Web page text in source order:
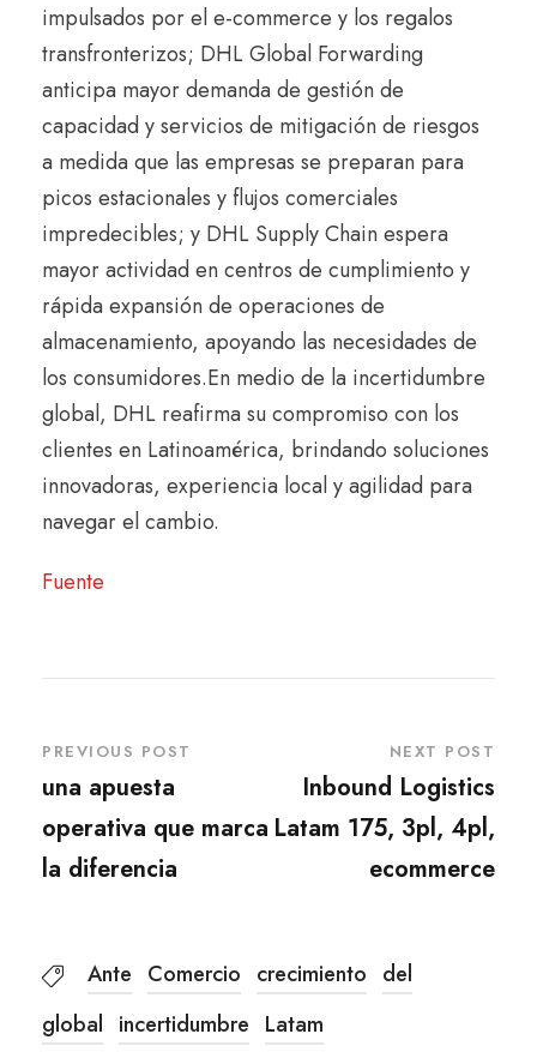
impulsados por el e-commerce y los regalos
transfronterizos; DHL Global Forwarding
anticipa mayor demanda de gestión de
capacidad y servicios de mitigación de riesgos
a medida que las empresas se preparan para
picos estacionales y flujos comerciales
impredecibles; y DHL Supply Chain espera
mayor actividad en centros de cumplimiento y
rápida expansión de operaciones de
almacenamiento, apoyando las necesidades de
los consumidores.En medio de la incertidumbre
global, DHL reafirma su compromiso con los
clientes en Latinoamérica, brindando soluciones
innovadoras, experiencia local y agilidad para
navegar el cambio.
Fuente
PREVIOUS POST
una apuesta
operativa que marca
la diferencia
NEXT POST
Inbound Logistics
Latam 175, 3pl, 4pl,
ecommerce
Ante Comercio crecimiento del
global incertidumbre Latam